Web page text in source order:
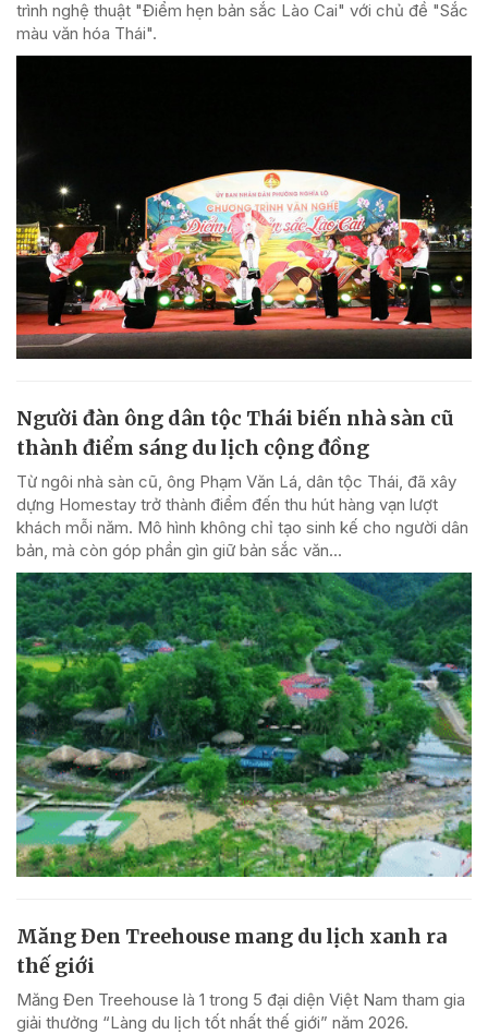
trình nghệ thuật "Điểm hẹn bản sắc Lào Cai" với chủ đề "Sắc
màu văn hóa Thái".
Người đàn ông dân tộc Thái biến nhà sàn cũ
thành điểm sáng du lịch cộng đồng
Từ ngôi nhà sàn cũ, ông Phạm Văn Lá, dân tộc Thái, đã xây
dựng Homestay trở thành điểm đến thu hút hàng vạn lượt
khách mỗi năm. Mô hình không chỉ tạo sinh kế cho người dân
bản, mà còn góp phần gìn giữ bản sắc văn...
Măng Đen Treehouse mang du lịch xanh ra
thế giới
Măng Đen Treehouse là 1 trong 5 đại diện Việt Nam tham gia
giải thưởng “Làng du lịch tốt nhất thế giới” năm 2026.